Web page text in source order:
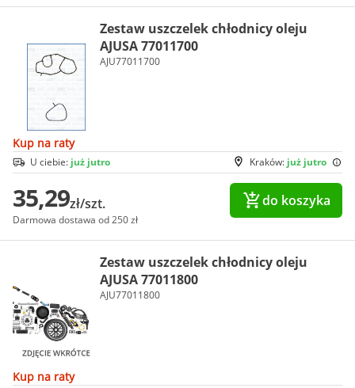
Zestaw uszczelek chłodnicy oleju
AJUSA 77011700
AJU77011700
Kup na raty
Kraków: już jutro
U ciebie: już jutro
35,29zł/szt.
Darmowa dostawa od 250 zł
do koszyka
Zestaw uszczelek chłodnicy oleju
AJUSA 77011800
AJU77011800
Kup na raty